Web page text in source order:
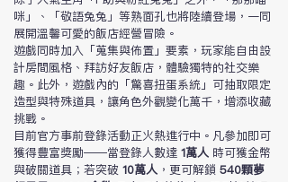
咪」、「敬語兔兔」等熟面孔也將陸續登場，一同
展開溫馨可愛的飯店經營冒險。
遊戲同時加入「蒐集與佈置」要素，玩家能自由設
計房間風格、拜訪好友飯店，體驗獨特的社交樂
趣。此外，遊戲內的「驚喜扭蛋系統」可抽取限定
造型與特殊道具，讓角色外觀變化萬千，增添收藏
挑戰。
目前官方事前登錄活動正火熱進行中。凡參加即可
獲得豐富獎勵——當登錄人數達 1萬人 時可獲金幣
與破關道具；若突破 10萬人 ，更可解鎖 540顆夢